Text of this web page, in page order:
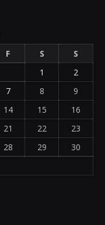
F S
S
1
2
7 8
9
14 15
16
21 22
23
28 29
30